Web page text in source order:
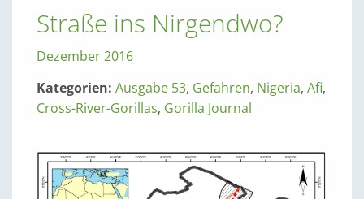
Straße ins Nirgendwo?
Dezember 2016
Kategorien: Ausgabe 53, Gefahren, Nigeria, Afi,
Cross-River-Gorillas, Gorilla Journal